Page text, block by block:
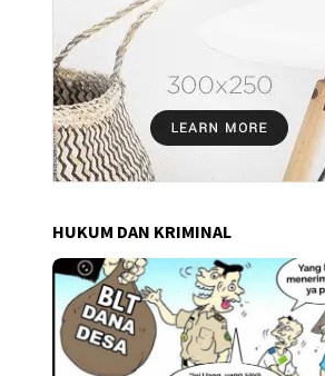
HUKUM DAN KRIMINAL